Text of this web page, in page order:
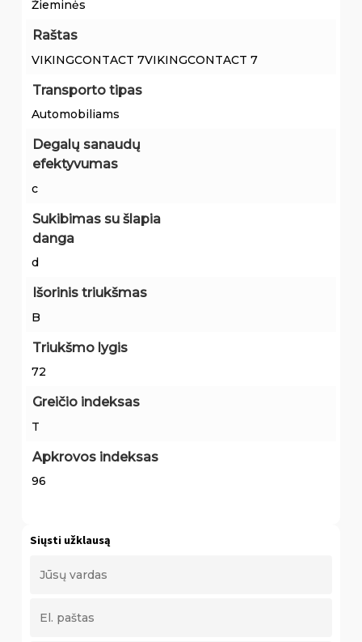
Žieminės
Raštas
VIKINGCONTACT 7VIKINGCONTACT 7
Transporto tipas
Automobiliams
Degalų sanaudų
efektyvumas
c
Sukibimas su šlapia
danga
d
Išorinis triukšmas
B
Triukšmo lygis
72
Greičio indeksas
T
Apkrovos indeksas
96
Siųsti užklausą